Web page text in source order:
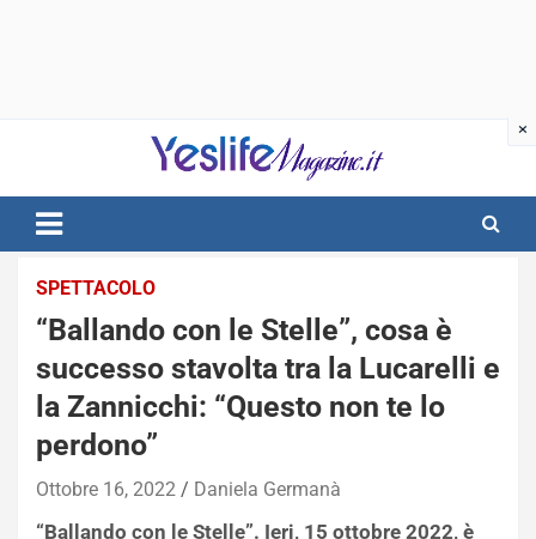
notizie di intrattenimento
SPETTACOLO
“Ballando con le Stelle”, cosa è
successo stavolta tra la Lucarelli e
la Zannicchi: “Questo non te lo
perdono”
Ottobre 16, 2022 Daniela Germanà
“Ballando con le Stelle”. Ieri, 15 ottobre 2022, è